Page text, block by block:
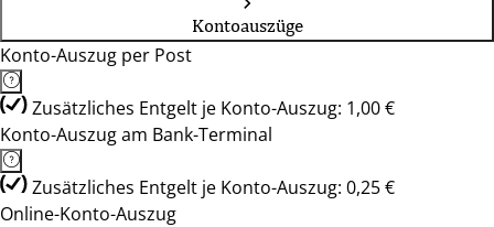
Kontoauszüge
Konto-Auszug per Post
Zusätzliches Entgelt je Konto-Auszug: 1,00 €
Konto-Auszug am Bank-Terminal
Zusätzliches Entgelt je Konto-Auszug: 0,25 €
Online-Konto-Auszug